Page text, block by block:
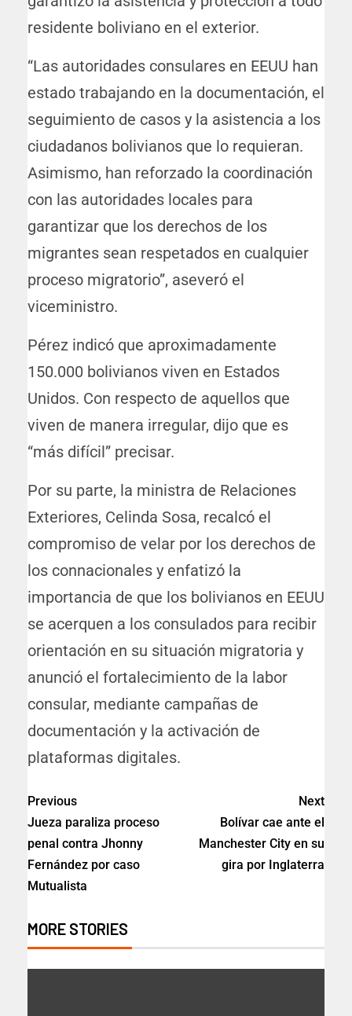
residente boliviano en el exterior.
“Las autoridades consulares en EEUU han
estado trabajando en la documentación, el
seguimiento de casos y la asistencia a los
ciudadanos bolivianos que lo requieran.
Asimismo, han reforzado la coordinación
con las autoridades locales para
garantizar que los derechos de los
migrantes sean respetados en cualquier
proceso migratorio”, aseveró el
viceministro.
Pérez indicó que aproximadamente
150.000 bolivianos viven en Estados
Unidos. Con respecto de aquellos que
viven de manera irregular, dijo que es
“más difícil” precisar.
Por su parte, la ministra de Relaciones
Exteriores, Celinda Sosa, recalcó el
compromiso de velar por los derechos de
los connacionales y enfatizó la
importancia de que los bolivianos en EEUU
se acerquen a los consulados para recibir
orientación en su situación migratoria y
anunció el fortalecimiento de la labor
consular, mediante campañas de
documentación y la activación de
plataformas digitales.
Previous
Jueza paraliza proceso
penal contra Jhonny
Fernández por caso
Mutualista
Next
Bolívar cae ante el
Manchester City en su
gira por Inglaterra
MORE STORIES